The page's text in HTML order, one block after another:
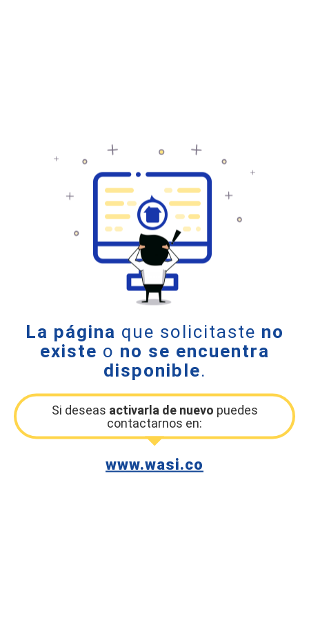
La página que solicitaste no
existe o no se encuentra
disponible.
Si deseas activarla de nuevo puedes
contactarnos en:
www.wasi.co